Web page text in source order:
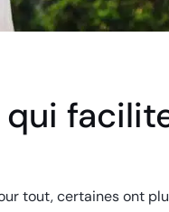
tout, certaines ont